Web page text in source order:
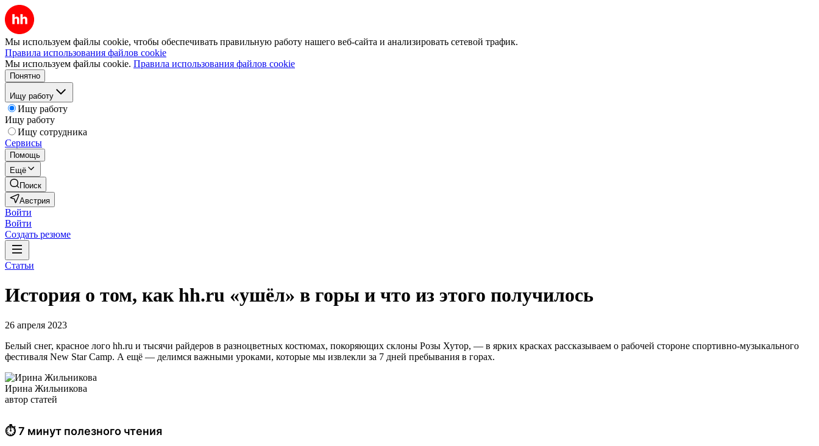
Мы используем файлы cookie, чтобы обеспечивать правильную работу нашего веб-сайта и анализировать сетевой трафик.
Правила использования файлов cookie
Мы используем файлы cookie. Правила использования файлов cookie
Понятно
Ищу работу
Ищу работу
Ищу работу
Ищу сотрудника
Сервисы
Помощь
Ещё
Поиск
Австрия
Войти
Войти
Создать резюме
Статьи
История о том, как hh.ru «ушёл» в горы и что из этого получилось
26 апреля 2023
Белый снег, красное лого hh.ru и тысячи райдеров в разноцветных костюмах, покоряющих склоны Розы Хутор, — в ярких красках рассказываем о рабочей стороне спортивно-музыкального
фестиваля New Star Camp. А ещё — делимся важными уроками, которые мы извлекли за 7 дней пребывания в горах.
Ирина Жильникова
автор статей
⏱ 7 минут полезного чтения